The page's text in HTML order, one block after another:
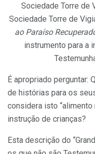
Sociedade Torre de
Sociedade Torre de
ao Paraíso
instrumento para a
É apropriado perguntar:
de histórias para os
considera isto “alimento
instrução de crianças?
Esta descrição do